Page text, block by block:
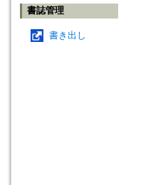
書誌管理
書き出し